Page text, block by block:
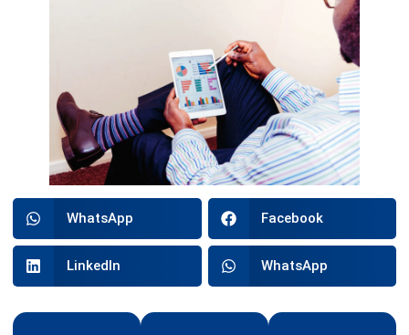
WhatsApp Facebook
LinkedIn WhatsApp